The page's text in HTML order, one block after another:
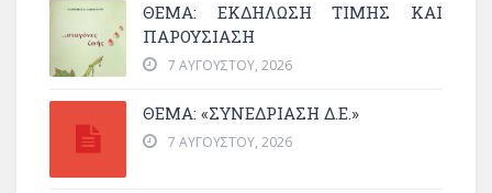
ΘΈΜΑ: ΕΚΔΉΛΩΣΗ ΤΙΜΉΣ ΚΑΙ
ΠΑΡΟΥΣΊΑΣΗ
7 ΑΥΓΟΎΣΤΟΥ, 2026
ΘΕΜΑ: «ΣΥΝΕΔΡΊΑΣΗ Δ.Ε.»
7 ΑΥΓΟΎΣΤΟΥ, 2026